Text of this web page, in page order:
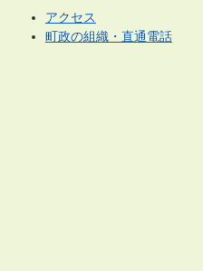
アクセス
町政の組織・直通電話